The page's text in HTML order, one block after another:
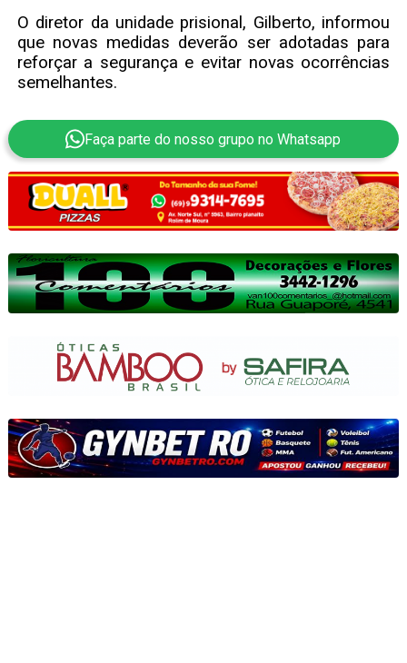
O diretor da unidade prisional, Gilberto, informou
que novas medidas deverão ser adotadas para
reforçar a segurança e evitar novas ocorrências
semelhantes.
Faça parte do nosso grupo no Whatsapp